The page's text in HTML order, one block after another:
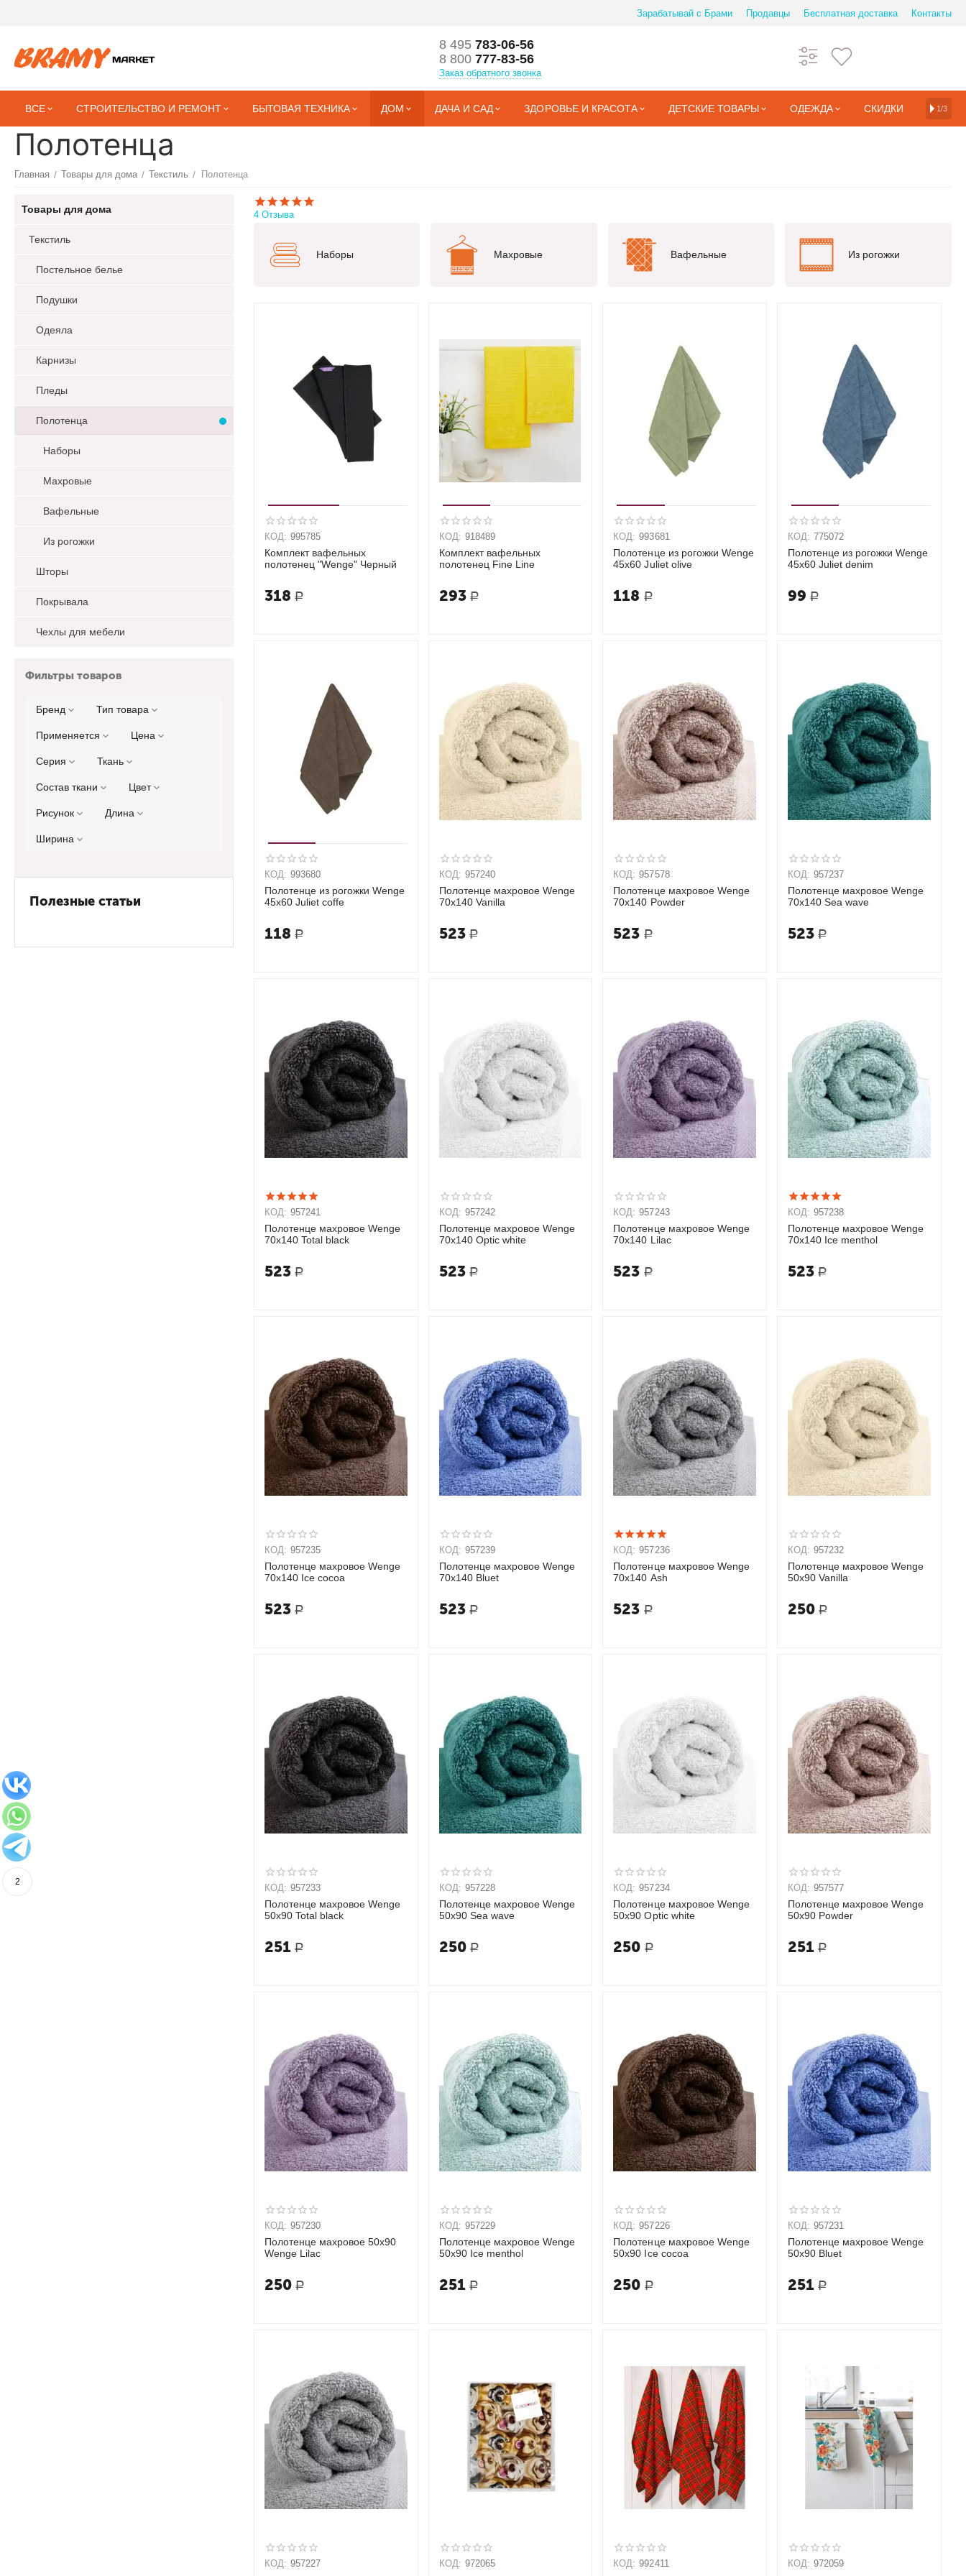
Зарабатывай с Брами Продавцы Бесплатная доставка Контакты
8 495783-06-56
8 800777-83-56
Заказ обратного звонка
ВСЕ СТРОИТЕЛЬСТВО И РЕМОНТ БЫТОВАЯ ТЕХНИКА ДОМ ДАЧА И САД ЗДОРОВЬЕ И КРАСОТА ДЕТСКИЕ ТОВАРЫ ОДЕЖДА СКИДКИ 1/3
Полотенца
Главная / Товары для дома / Текстиль / Полотенца
Товары для дома
Текстиль
Постельное белье
Подушки
Одеяла
Карнизы
Пледы
Полотенца
Наборы
Махровые
Вафельные
Из рогожки
Шторы
Покрывала
Чехлы для мебели
Фильтры товаров
Бренд Тип товара
Применяется Цена
Серия Ткань
Состав ткани Цвет
Рисунок Длина
Ширина
Полезные статьи
4 Отзыва
Наборы Махровые Вафельные Из рогожки
КОД: 995785
Комплект вафельных
полотенец "Wenge" Черный
318 Р
КОД: 918489
Комплект вафельных
полотенец Fine Line
293 Р
КОД: 993681
Полотенце из рогожки Wenge
45х60 Juliet olive
118 Р
КОД: 775072
Полотенце из рогожки Wenge
45х60 Juliet denim
99 Р
КОД: 993680
Полотенце из рогожки Wenge
45х60 Juliet coffe
118 Р
КОД: 957240
Полотенце махровое Wenge
70х140 Vanilla
523 Р
КОД: 957578
Полотенце махровое Wenge
70х140 Powder
523 Р
КОД: 957237
Полотенце махровое Wenge
70х140 Sea wave
523 Р
КОД: 957241
Полотенце махровое Wenge
70х140 Total black
523 Р
КОД: 957242
Полотенце махровое Wenge
70х140 Optic white
523 Р
КОД: 957243
Полотенце махровое Wenge
70х140 Lilac
523 Р
КОД: 957238
Полотенце махровое Wenge
70х140 Ice menthol
523 Р
КОД: 957235
Полотенце махровое Wenge
70х140 Ice cocoa
523 Р
КОД: 957239
Полотенце махровое Wenge
70х140 Bluet
523 Р
КОД: 957236
Полотенце махровое Wenge
70х140 Ash
523 Р
КОД: 957232
Полотенце махровое Wenge
50х90 Vanilla
250 Р
КОД: 957233
Полотенце махровое Wenge
50х90 Total black
251 Р
КОД: 957228
Полотенце махровое Wenge
50х90 Sea wave
250 Р
КОД: 957234
Полотенце махровое Wenge
50х90 Optic white
250 Р
КОД: 957577
Полотенце махровое Wenge
50х90 Powder
251 Р
КОД: 957230
Полотенце махровое 50х90
Wenge Lilac
250 Р
КОД: 957229
Полотенце махровое Wenge
50х90 Ice menthol
251 Р
КОД: 957226
Полотенце махровое Wenge
50х90 Ice cocoa
250 Р
КОД: 957231
Полотенце махровое Wenge
50х90 Bluet
251 Р
КОД: 957227 КОД: 972065 КОД: 992411 КОД: 972059
2